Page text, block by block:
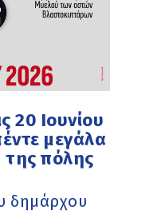
20 Ιουνίου
μεγάλα
της πόλης
δημάρχου